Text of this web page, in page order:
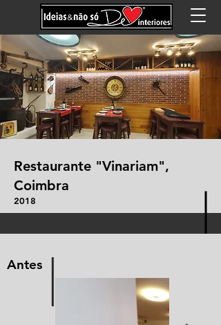
Restaurante "Vinariam",
Coimbra
2018
Antes I